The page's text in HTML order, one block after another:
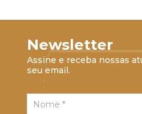
Newsletter
Assine e receba nossas
seu email.